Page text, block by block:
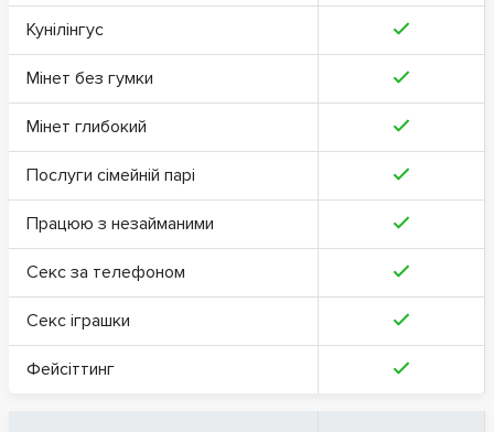
Кунілінгус
Мінет без гумки
Мінет глибокий
Послуги сімейній парі
Працюю з незайманими
Секс за телефоном
Секс іграшки
Фейсіттинг